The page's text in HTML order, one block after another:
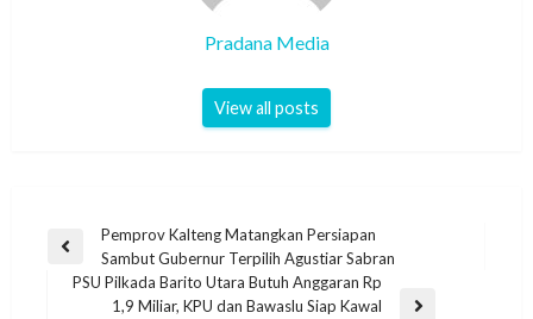
Pradana Media
View all posts
Pemprov Kalteng Matangkan Persiapan
Sambut Gubernur Terpilih Agustiar Sabran
PSU Pilkada Barito Utara Butuh Anggaran Rp
1,9 Miliar, KPU dan Bawaslu Siap Kawal